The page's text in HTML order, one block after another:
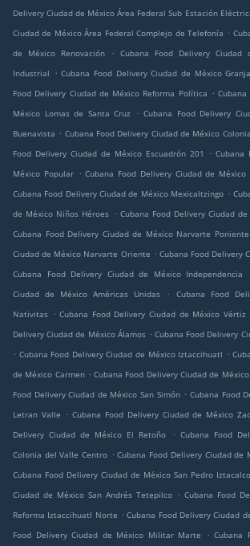
Delivery Ciudad de México Área Federal Sub Estación
Ciudad de México Área Federal Complejo de Telefonía .
de México Renovación
. Cubana Food Delivery Ciudad
Industrial
. Cubana Food Delivery Ciudad de México
Food Delivery Ciudad de México Reforma Política .
México Lomas de Santa Cruz
. Cubana Food Delivery
Buenavista . Cubana Food Delivery Ciudad de México
Food Delivery Ciudad de México Escuadrón 201
. Cubana
México Popular . Cubana Food Delivery Ciudad de México
Cubana Food Delivery Ciudad de México Mexicaltzingo .
de México Niños Héroes . Cubana Food Delivery Ciudad
Cubana Food Delivery Ciudad de México Narvarte Poniente
Ciudad de México Narvarte Oriente . Cubana Food Delivery
Cubana Food Delivery Ciudad de México Independencia
Ciudad de México Américas Unidas
.
Cubana Food
Nativitas . Cubana Food Delivery Ciudad de México Vértiz
Delivery Ciudad de México Álamos . Cubana Food Delivery
. Cubana Food Delivery Ciudad de México Iztaccihuatl .
de México Carmen . Cubana Food Delivery Ciudad de
Food Delivery Ciudad de México San Simón . Cubana Food
Letran Valle
. Cubana Food Delivery Ciudad de México
Delivery Ciudad de México El Retoño
. Cubana Food
Colonia del Valle Centro . Cubana Food Delivery Ciudad de
Cubana Food Delivery Ciudad de México San Pedro Iztacalco
Ciudad de México San Andrés Tetepilco . Cubana Food
Reforma Iztaccihuatl Norte . Cubana Food Delivery Ciudad
Food Delivery Ciudad de México Militar Marte
. Cubana